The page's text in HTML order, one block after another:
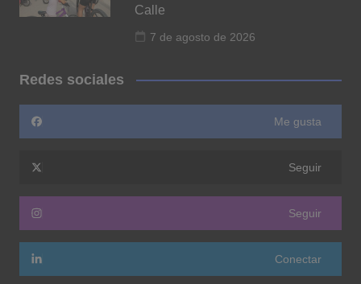
Calle
7 de agosto de 2026
Redes sociales
Me gusta
Seguir
Seguir
Conectar